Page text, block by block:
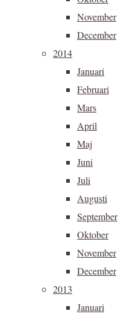
November
December
2014
Januari
Februari
Mars
April
Maj
Juni
Juli
Augusti
September
Oktober
November
December
2013
Januari